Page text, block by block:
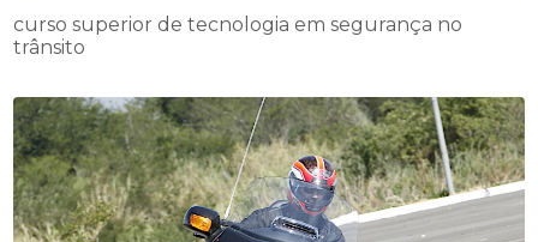
curso superior de tecnologia em segurança no
trânsito